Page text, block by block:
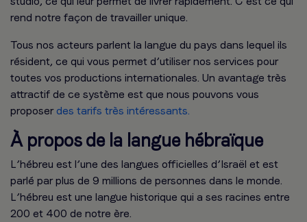
rend notre façon de travailler unique.
Tous nos acteurs parlent la langue du pays dans lequel ils
résident, ce qui vous permet d’utiliser nos services pour
toutes vos productions internationales. Un avantage très
attractif de ce système est que nous pouvons vous
proposer des tarifs très intéressants.
À propos de la langue hébraïque
L’hébreu est l’une des langues officielles d’Israël et est
parlé par plus de 9 millions de personnes dans le monde.
L’hébreu est une langue historique qui a ses racines entre
200 et 400 de notre ère.